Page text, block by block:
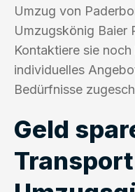
Umzug von
Umzugskönig Baier
Kontaktiere sie
individuelles
Bedürfnisse
Geld